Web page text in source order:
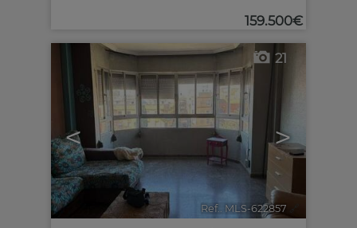
159.500€
< >
21
Ref.. MLS-622857